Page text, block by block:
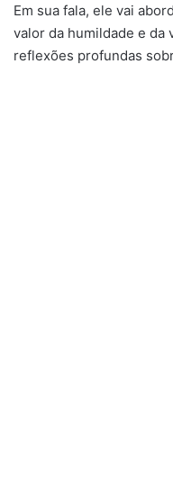
Em sua fala, ele vai
valor da humildade e da
reflexões profundas